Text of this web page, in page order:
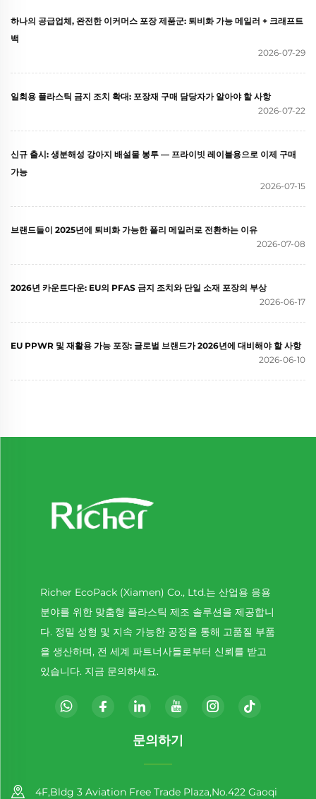
하나의 공급업체, 완전한 이커머스 포장 제품군: 퇴비화 가능 메일러 + 크래프트
백
2026-07-29
일회용 플라스틱 금지 조치 확대: 포장재 구매 담당자가 알아야 할 사항
2026-07-22
신규 출시: 생분해성 강아지 배설물 봉투 — 프라이빗 레이블용으로 이제 구매
가능
2026-07-15
브랜드들이 2025년에 퇴비화 가능한 폴리 메일러로 전환하는 이유
2026-07-08
2026년 카운트다운: EU의 PFAS 금지 조치와 단일 소재 포장의 부상
2026-06-17
EU PPWR 및 재활용 가능 포장: 글로벌 브랜드가 2026년에 대비해야 할 사항
2026-06-10
Richer EcoPack (Xiamen) Co., Ltd.는 산업용 응용
분야를 위한 맞춤형 플라스틱 제조 솔루션을 제공합니
다. 정밀 성형 및 지속 가능한 공정을 통해 고품질 부품
을 생산하며, 전 세계 파트너사들로부터 신뢰를 받고
있습니다. 지금 문의하세요.
문의하기
4F,Bldg 3 Aviation Free Trade Plaza,No.422 Gaoqi